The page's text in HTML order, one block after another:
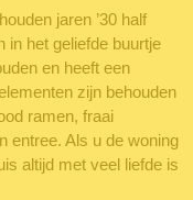
jaren ’30 half
in het geliefde buurtje
en heeft een
zijn behouden
ramen, fraai
entree. Als u de woning
altijd met veel liefde is